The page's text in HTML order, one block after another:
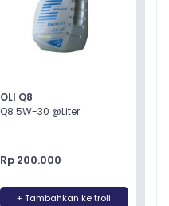
OLI Q8
Q8 5W-30 @Liter
Rp 200.000
+ Tambahkan ke troli